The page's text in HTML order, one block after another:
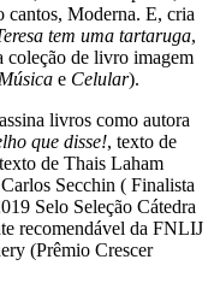
cantos, Moderna. E, cria
tem uma tartaruga,
coleção de livro imagem
Música e Celular).
livros como autora
que disse!, texto de
texto de Thais Laham
Secchin ( Finalista
Selo Seleção Cátedra
recomendável da FNLIJ
(Prêmio Crescer